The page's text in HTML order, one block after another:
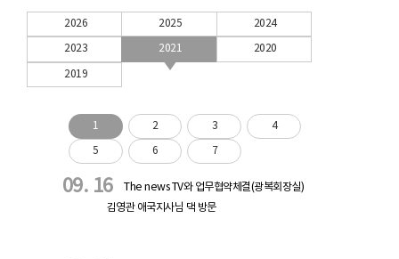
2026 2025 2024
2023 2021 2020
2019
1 2 3 4
5 6 7
09. 16
The news TV와 업무협약체결(광복회장실)
김영관 애국지사님 댁 방문